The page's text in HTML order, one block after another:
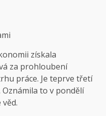
získala
za prohloubení
práce. Je teprve třetí
to v pondělí